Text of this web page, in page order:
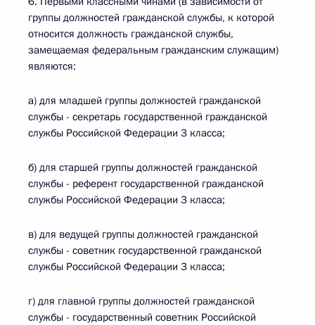
группы должностей гражданской службы, к которой
относится должность гражданской службы,
замещаемая федеральным гражданским служащим)
являются:
а) для младшей группы должностей гражданской
службы - секретарь государственной гражданской
службы Российской Федерации 3 класса;
б) для старшей группы должностей гражданской
службы - референт государственной гражданской
службы Российской Федерации 3 класса;
в) для ведущей группы должностей гражданской
службы - советник государственной гражданской
службы Российской Федерации 3 класса;
г) для главной группы должностей гражданской
службы - государственный советник Российской